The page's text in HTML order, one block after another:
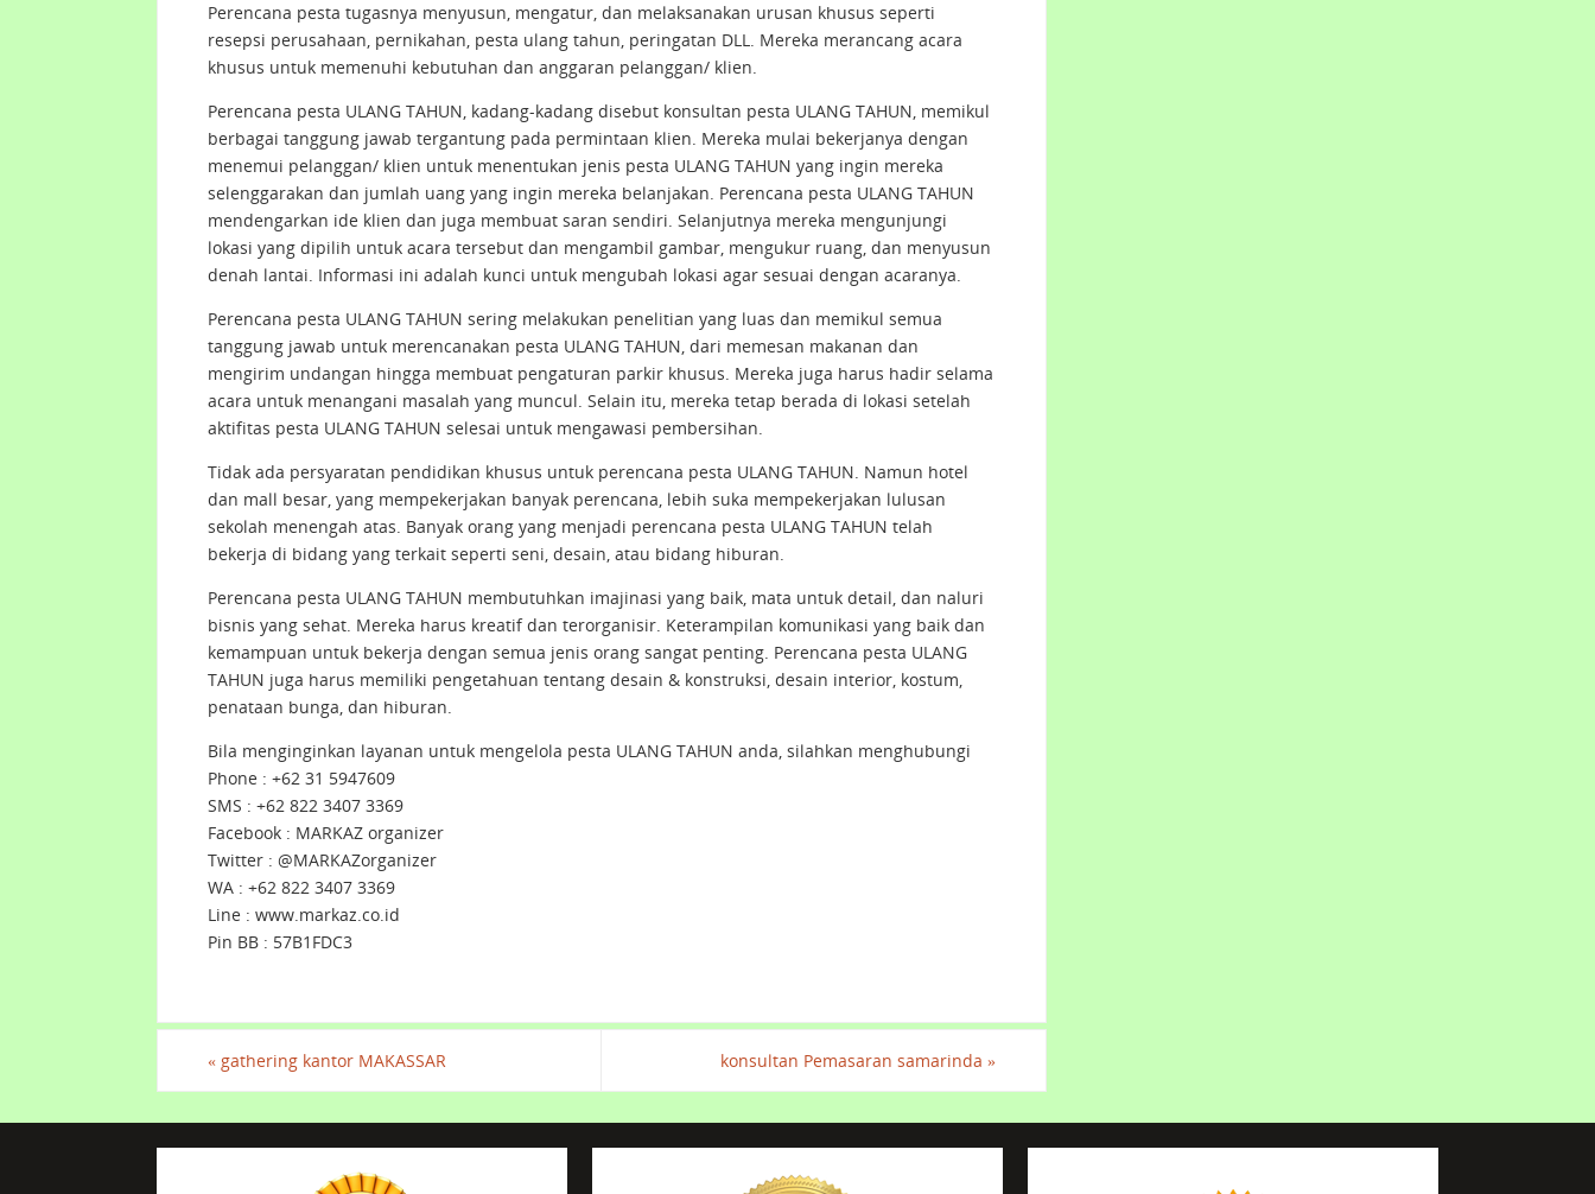
Perencana pesta tugasnya menyusun, mengatur, dan melaksanakan urusan khusus seperti
resepsi perusahaan, pernikahan, pesta ulang tahun, peringatan DLL. Mereka merancang acara
khusus untuk memenuhi kebutuhan dan anggaran pelanggan/ klien.
Perencana pesta ULANG TAHUN, kadang-kadang disebut konsultan pesta ULANG TAHUN, memikul
berbagai tanggung jawab tergantung pada permintaan klien. Mereka mulai bekerjanya dengan
menemui pelanggan/ klien untuk menentukan jenis pesta ULANG TAHUN yang ingin mereka
selenggarakan dan jumlah uang yang ingin mereka belanjakan. Perencana pesta ULANG TAHUN
mendengarkan ide klien dan juga membuat saran sendiri. Selanjutnya mereka mengunjungi
lokasi yang dipilih untuk acara tersebut dan mengambil gambar, mengukur ruang, dan menyusun
denah lantai. Informasi ini adalah kunci untuk mengubah lokasi agar sesuai dengan acaranya.
Perencana pesta ULANG TAHUN sering melakukan penelitian yang luas dan memikul semua
tanggung jawab untuk merencanakan pesta ULANG TAHUN, dari memesan makanan dan
mengirim undangan hingga membuat pengaturan parkir khusus. Mereka juga harus hadir selama
acara untuk menangani masalah yang muncul. Selain itu, mereka tetap berada di lokasi setelah
aktifitas pesta ULANG TAHUN selesai untuk mengawasi pembersihan.
Tidak ada persyaratan pendidikan khusus untuk perencana pesta ULANG TAHUN. Namun hotel
dan mall besar, yang mempekerjakan banyak perencana, lebih suka mempekerjakan lulusan
sekolah menengah atas. Banyak orang yang menjadi perencana pesta ULANG TAHUN telah
bekerja di bidang yang terkait seperti seni, desain, atau bidang hiburan.
Perencana pesta ULANG TAHUN membutuhkan imajinasi yang baik, mata untuk detail, dan naluri
bisnis yang sehat. Mereka harus kreatif dan terorganisir. Keterampilan komunikasi yang baik dan
kemampuan untuk bekerja dengan semua jenis orang sangat penting. Perencana pesta ULANG
TAHUN juga harus memiliki pengetahuan tentang desain & konstruksi, desain interior, kostum,
penataan bunga, dan hiburan.
Bila menginginkan layanan untuk mengelola pesta ULANG TAHUN anda, silahkan menghubungi
Phone : +62 31 5947609
SMS : +62 822 3407 3369
Facebook : MARKAZ organizer
Twitter : @MARKAZorganizer
WA : +62 822 3407 3369
Line : www.markaz.co.id
Pin BB : 57B1FDC3
« gathering kantor MAKASSAR konsultan Pemasaran samarinda »